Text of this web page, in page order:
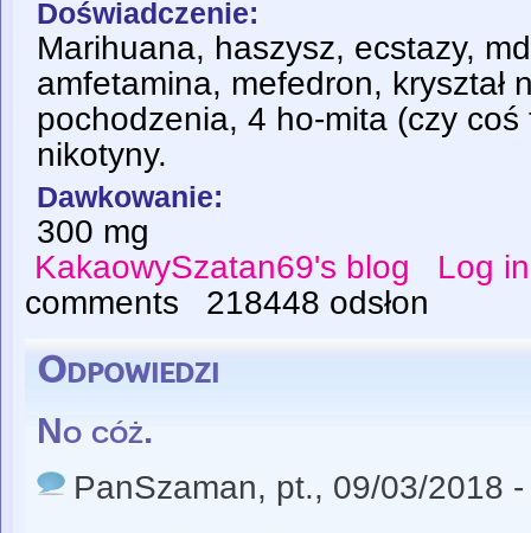
Doświadczenie:
Marihuana, haszysz, ecstazy,
amfetamina, mefedron, kryształ
pochodzenia, 4 ho-mita (czy
nikotyny.
Dawkowanie:
300 mg
KakaowySzatan69's blog
Log in
comments
218448 odsłon
Odpowiedzi
No cóż.
PanSzaman, pt., 09/03/2018